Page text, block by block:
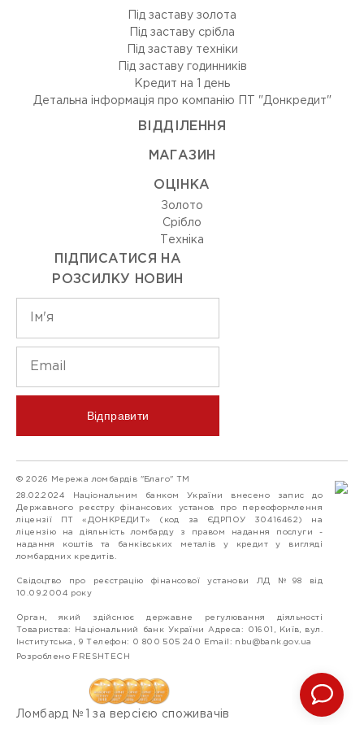
Під заставу золота
Під заставу срібла
Під заставу техніки
Під заставу годинників
Кредит на 1 день
Детальна інформація про компанію ПТ "Донкредит"
ВIДДIЛЕННЯ
МАГАЗИН
ОЦIНКА
Золото
Срiбло
Технiка
ПІДПИСАТИСЯ НА
РОЗСИЛКУ НОВИН
Відправити
© 2026 Мережа ломбардів "Благо" ТМ
28.02.2024 Національним банком України внесено запис до
Державного реєстру фінансових установ про переоформлення
ліцензії ПТ «ДОНКРЕДИТ» (код за ЄДРПОУ 30416462) на
ліцензію на діяльність ломбарду з правом надання послуги -
надання коштів та банківських металів у кредит у вигляді
ломбардних кредитів.
Свідоцтво про реєстрацію фінансової установи ЛД №98 від
10.09.2004 року
Орган, який здійснює державне регулювання діяльності
Товариства: Національний банк України Адреса: 01601, Київ, вул.
Інститутська, 9 Телефон: 0 800 505 240 Email: nbu@bank.gov.ua
Розроблено FRESHTECH
Ломбард №1 за версією споживачів